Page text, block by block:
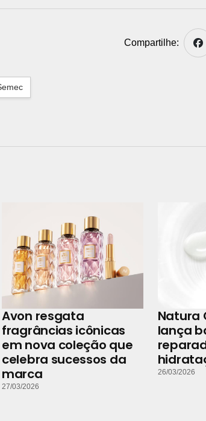
Compartilhe:
Avon resgata
fragrâncias icônicas
em nova coleção que
celebra sucessos da
marca
27/03/2026
Natura
lança
26/03/2026